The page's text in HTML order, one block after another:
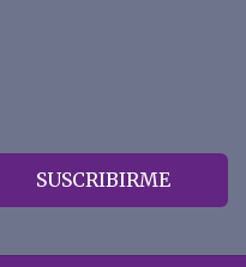
SUSCRIBIRME